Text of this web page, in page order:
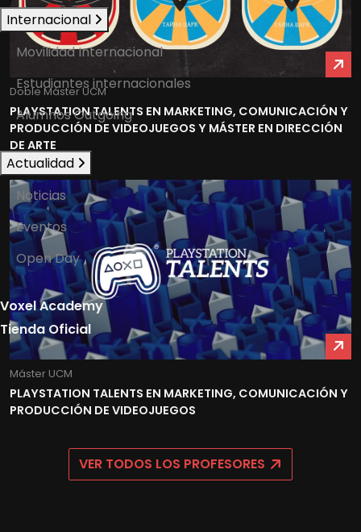
Internacional
Movilidad Internacional
Estudiantes internacionales
Alumnos Outgoing
Actualidad
Noticias
Eventos
Open Day
Voxel Academy
Tienda Oficial
Doble Máster UCM
PLAYSTATION TALENTS EN MARKETING, COMUNICACIÓN Y
PRODUCCIÓN DE VIDEOJUEGOS Y MÁSTER EN DIRECCIÓN
DE ARTE
Máster UCM
PLAYSTATION TALENTS EN MARKETING, COMUNICACIÓN Y
PRODUCCIÓN DE VIDEOJUEGOS
VER TODOS LOS PROFESORES